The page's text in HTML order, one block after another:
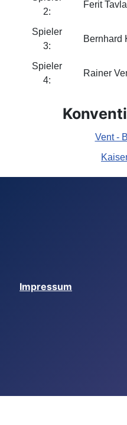
2:
Ferit
Spieler
3:
Bernhard
Spieler
4:
Rainer
Vent -
Impressum